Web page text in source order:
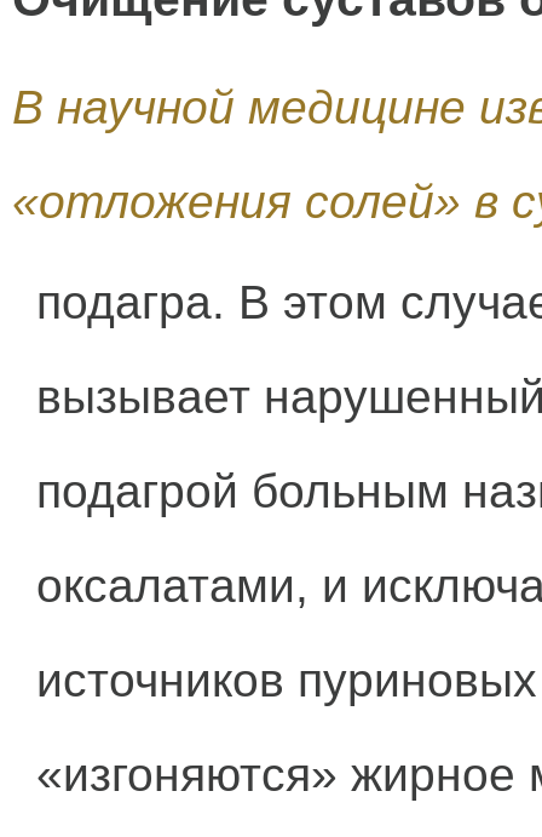
В научной медицине
«отложения солей» в
подагра. В этом
вызывает
подагрой больным
оксалатами, и
источников
«изгоняются» жирное